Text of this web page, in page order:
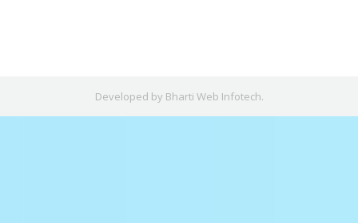
Developed by Bharti Web Infotech.